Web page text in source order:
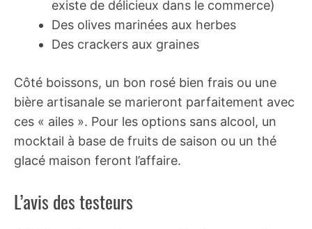
existe de délicieux dans le commerce)
Des olives marinées aux herbes
Des crackers aux graines
Côté boissons, un bon rosé bien frais ou une
bière artisanale se marieront parfaitement avec
ces « ailes ». Pour les options sans alcool, un
mocktail à base de fruits de saison ou un thé
glacé maison feront l’affaire.
L’avis des testeurs